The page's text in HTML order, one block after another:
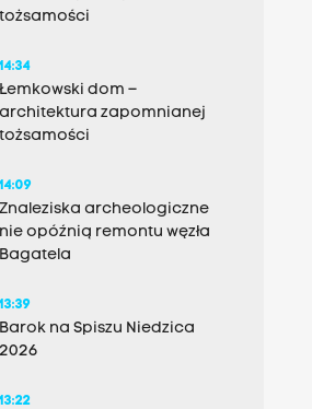
tożsamości
14:34
Łemkowski dom –
architektura zapomnianej
tożsamości
14:09
Znaleziska archeologiczne
nie opóźnią remontu węzła
Bagatela
13:39
Barok na Spiszu Niedzica
2026
13:22